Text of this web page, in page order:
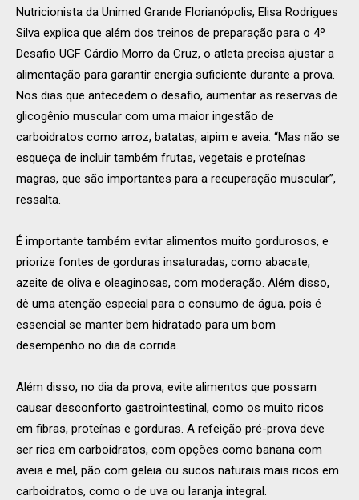
Nutricionista da Unimed Grande Florianópolis, Elisa Rodrigues
Silva explica que além dos treinos de preparação para o 4º
Desafio UGF Cárdio Morro da Cruz, o atleta precisa ajustar a
alimentação para garantir energia suficiente durante a prova.
Nos dias que antecedem o desafio, aumentar as reservas de
glicogênio muscular com uma maior ingestão de
carboidratos como arroz, batatas, aipim e aveia. “Mas não se
esqueça de incluir também frutas, vegetais e proteínas
magras, que são importantes para a recuperação muscular”,
ressalta.
É importante também evitar alimentos muito gordurosos, e
priorize fontes de gorduras insaturadas, como abacate,
azeite de oliva e oleaginosas, com moderação. Além disso,
dê uma atenção especial para o consumo de água, pois é
essencial se manter bem hidratado para um bom
desempenho no dia da corrida.
Além disso, no dia da prova, evite alimentos que possam
causar desconforto gastrointestinal, como os muito ricos
em fibras, proteínas e gorduras. A refeição pré-prova deve
ser rica em carboidratos, com opções como banana com
aveia e mel, pão com geleia ou sucos naturais mais ricos em
carboidratos, como o de uva ou laranja integral.